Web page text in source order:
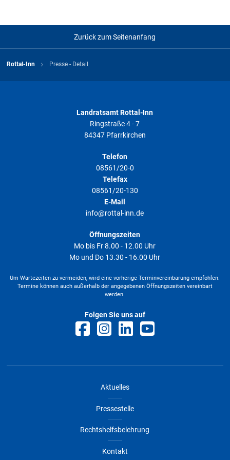
Zurück zum Seitenanfang
Rottal-Inn Presse - Detail
Landratsamt Rottal-Inn
Ringstraße 4 - 7
84347 Pfarrkirchen
Telefon
08561/20-0
Telefax
08561/20-130
E-Mail
info@rottal-inn.de
Öffnungszeiten
Mo bis Fr 8.00 - 12.00 Uhr
Mo und Do 13.30 - 16.00 Uhr
Um Wartezeiten zu vermeiden, wird eine vorherige Terminvereinbarung empfohlen.
Termine können auch außerhalb der angegebenen Öffnungszeiten vereinbart
werden.
Folgen Sie uns auf
Aktuelles
Pressestelle
Rechtshelfsbelehrung
Kontakt